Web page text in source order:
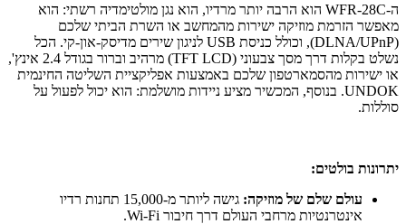
ה-WFR-28C הוא הרבה יותר מרדיו, הוא נגן מולטימדיה רשתי: הוא
מאפשר הזרמת מוזיקה ישירות מהמחשב או השרת הביתי שלכם
(DLNA/UPnP), וכולל כניסת USB לניגון שירים מדיסק-און-קי. הכל
נשלט בקלות דרך מסך צבעוני (TFT LCD) מרהיב וברור בגודל 2.4 אינץ',
או ישירות מהסמארטפון שלכם באמצעות אפליקציית השליטה החינמית
UNDOK. בנוסף, המכשיר מציע ניידות מושלמת: הוא יכול לפעול על
סוללות.
יתרונות בולטים:
עולם שלם של מוזיקה:
גישה ליותר מ-15,000 תחנות רדיו
אינטרנטיות מרחבי העולם דרך חיבור Wi-Fi.